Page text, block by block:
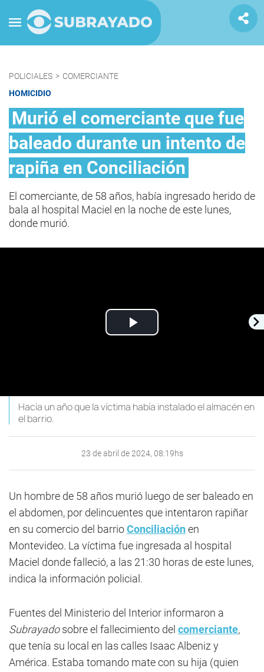
POLICIALES > COMERCIANTE
HOMICIDIO
Murió el comerciante que fue
baleado durante un intento de
rapiña en Conciliación
El comerciante, de 58 años, había ingresado herido de
bala al hospital Maciel en la noche de este lunes,
donde murió.
Play
Hacía un año que la víctima había instalado el almacén en
el barrio.
23 de abril de 2024, 08:19hs
Un hombre de 58 años murió luego de ser baleado en
el abdomen, por delincuentes que intentaron rapiñar
en su comercio del barrioConciliaciónen
Montevideo. La víctima fue ingresada al hospital
Maciel donde falleció, a las 21:30 horas de este lunes,
indica la información policial.
Fuentes del Ministerio del Interior informaron a
Subrayadosobre el fallecimiento del comerciante,
que tenía su local en las calles Isaac Albeniz y
América. Estaba tomando mate con su hija (quien